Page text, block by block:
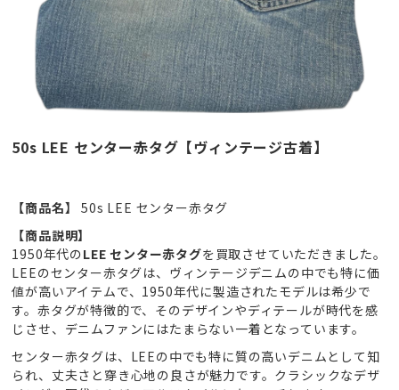
50s LEE センター赤タグ【ヴィンテージ古着】
【商品名】
50s LEE センター赤タグ
【商品説明】
1950年代のLEE センター赤タグを買取させていただきました。
LEEのセンター赤タグは、ヴィンテージデニムの中でも特に価
値が高いアイテムで、1950年代に製造されたモデルは希少で
す。赤タグが特徴的で、そのデザインやディテールが時代を感
じさせ、デニムファンにはたまらない一着となっています。
センター赤タグは、LEEの中でも特に質の高いデニムとして知
られ、丈夫さと穿き心地の良さが魅力です。クラシックなデザ